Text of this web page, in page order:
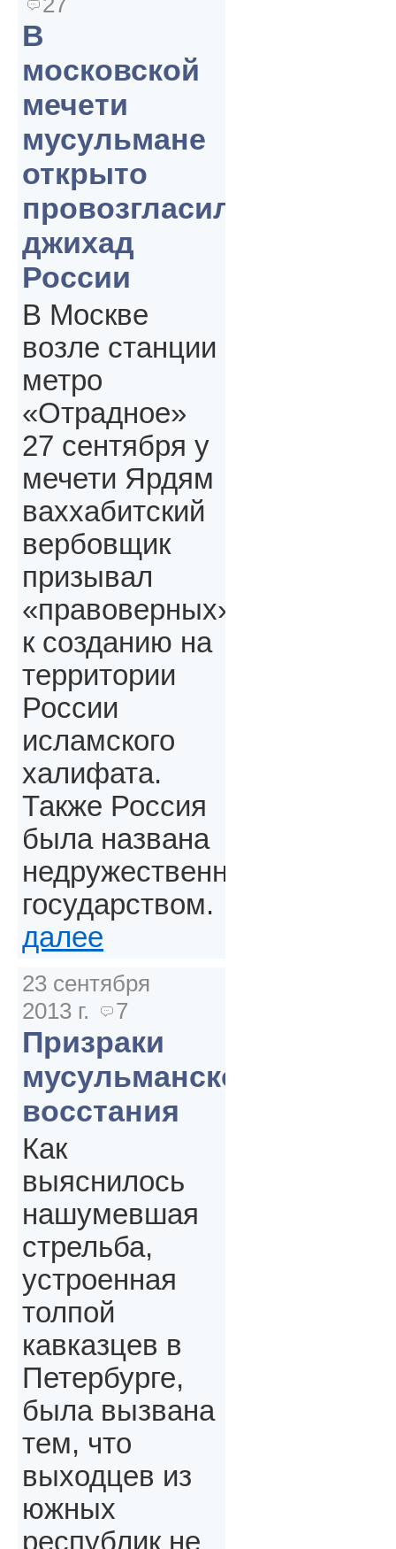
В
московской
мечети
мусульмане
открыто
провозгласили
джихад
России
В Москве
возле станции
метро
«Отрадное»
27 сентября у
мечети Ярдям
ваххабитский
вербовщик
призывал
«правоверных»,
к созданию на
территории
России
исламского
халифата.
Также Россия
была названа
недружественным
государством.
далее
23 сентября
2013 г.
7
Призраки
мусульманского
восстания
Как
выяснилось
нашумевшая
стрельба,
устроенная
толпой
кавказцев в
Петербурге,
была вызвана
тем, что
выходцев из
южных
республик не